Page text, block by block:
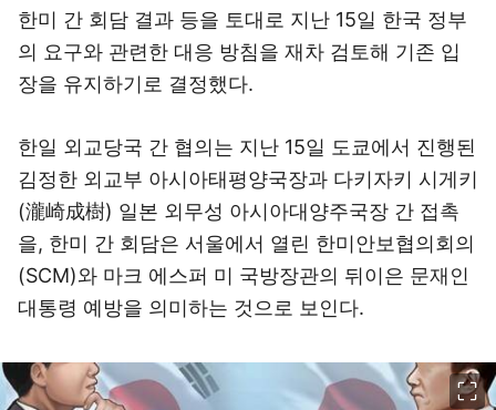
한미 간 회담 결과 등을 토대로 지난 15일 한국 정부
의 요구와 관련한 대응 방침을 재차 검토해 기존 입
장을 유지하기로 결정했다.
한일 외교당국 간 협의는 지난 15일 도쿄에서 진행된
김정한 외교부 아시아태평양국장과 다키자키 시게키
(瀧崎成樹) 일본 외무성 아시아대양주국장 간 접촉
을, 한미 간 회담은 서울에서 열린 한미안보협의회의
(SCM)와 마크 에스퍼 미 국방장관의 뒤이은 문재인
대통령 예방을 의미하는 것으로 보인다.